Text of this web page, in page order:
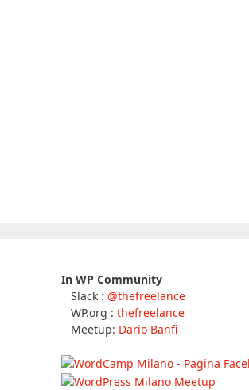
In WP Community
Slack :@thefreelance
WP.org :thefreelance
Meetup: Dario Banfi